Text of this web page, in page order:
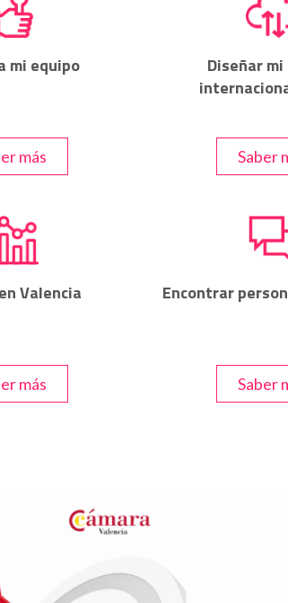
mi equipo
más
Diseñar
Saber
Valencia
más
Encontrar
Saber